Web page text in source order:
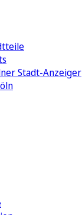
Stadt-Anzeiger